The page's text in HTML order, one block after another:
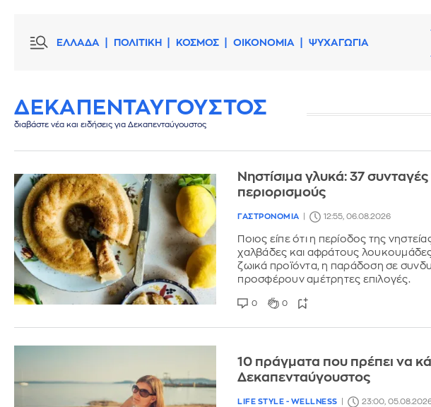
ΕΛΛΑΔΑ ΠΟΛΙΤΙΚΗ ΚΟΣΜΟΣ ΟΙΚΟΝΟΜΙΑ ΨΥΧΑΓΩΓΙΑ
ΔΕΚΑΠΕΝΤΑΥΓΟΥΣΤΟΣ
διαβάστε νέα και ειδήσεις για Δεκαπενταύγουστος
Νηστίσιμα γλυκά: 37
περιορισμούς
ΓΑΣΤΡΟΝΟΜΙΑ 12:55, 06.08.2026
Ποιος είπε ότι η περίοδος της
χαλβάδες και αφράτους λουκουμάδες
ζωικά προϊόντα, η παράδοση σε
προσφέρουν αμέτρητες επιλογές.
0 0
10 πράγματα που πρέπει να
Δεκαπενταύγουστος
LIFE STYLE - WELLNESS 23:00,